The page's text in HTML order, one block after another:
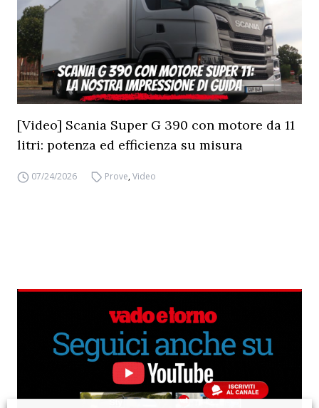
[Video] Scania Super G 390 con motore da 11
litri: potenza ed efficienza su misura
07/24/2026 Prove,Video